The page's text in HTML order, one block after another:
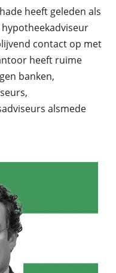
heeft geleden als
hypotheekadviseur
contact op met
heeft ruime
banken,
alsmede